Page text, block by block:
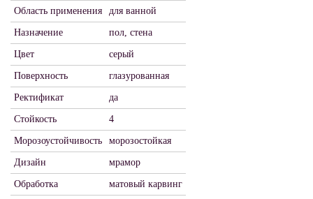
Область применения для ванной
Назначение пол, стена
Цвет серый
Поверхность глазурованная
Ректификат да
Стойкость 4
Морозоустойчивость морозостойкая
Дизайн мрамор
Обработка матовый карвинг